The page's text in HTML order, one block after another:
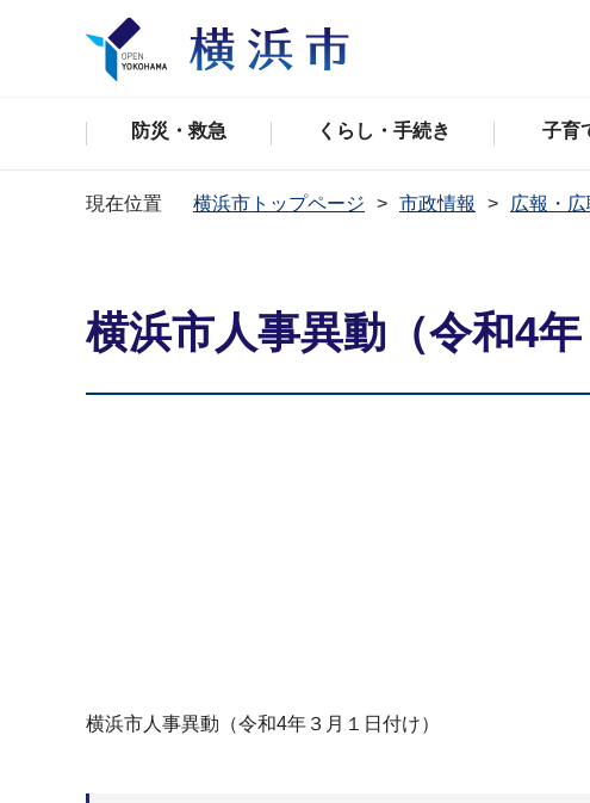
防災・救急 くらし・手続き 子育
現在位置 横浜市トップページ 市政情報 広報・
横浜市人事異動（令和4年
横浜市人事異動（令和4年３月１日付け）